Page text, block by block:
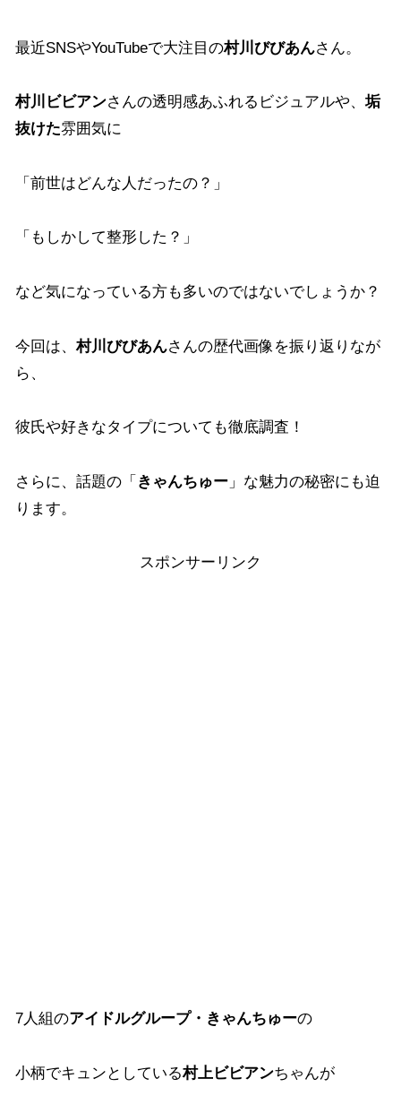
最近SNSやYouTubeで大注目の村川びびあんさん。
村川ビビアンさんの透明感あふれるビジュアルや、 垢
抜けた雰囲気に
「前世はどんな人だったの？」
「もしかして整形した？」
など気になっている方も多いのではないでしょうか？
今回は、村川びびあんさんの歴代画像を振り返りなが
ら、
彼氏や好きなタイプについても徹底調査！
さらに、話題の「 きゃんちゅー 」な魅力の秘密にも迫
ります。
スポンサーリンク
7人組のアイドルグループ・きゃんちゅーの
小柄でキュンとしている村上ビビアンちゃんが